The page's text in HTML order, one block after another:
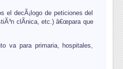
el decÃ¡logo de peticiones del
clÃ­nica, etc.) â€œpara que
va para primaria, hospitales,